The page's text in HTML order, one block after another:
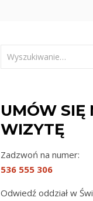
UMÓW SIĘ
WIZYTĘ
Zadzwoń na numer:
536 555 306
Odwiedź oddział w